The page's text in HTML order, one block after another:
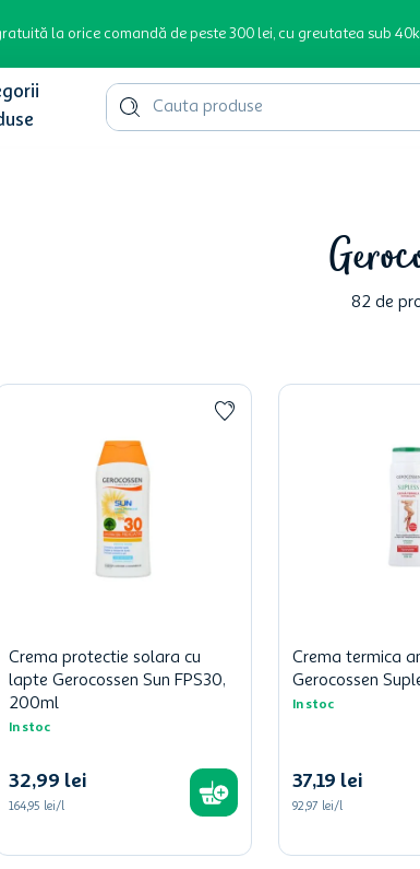
la orice comandă de peste 300 lei, cu greutatea sub
Cauta produse
82 de
Crema protectie solara cu
lapte Gerocossen Sun FPS30,
200ml
In stoc
32,99 lei
164,95 lei/l
Crema termica
Gerocossen
In stoc
37,19 lei
92,97 lei/l